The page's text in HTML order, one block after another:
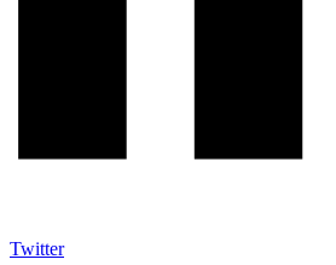
Twitter